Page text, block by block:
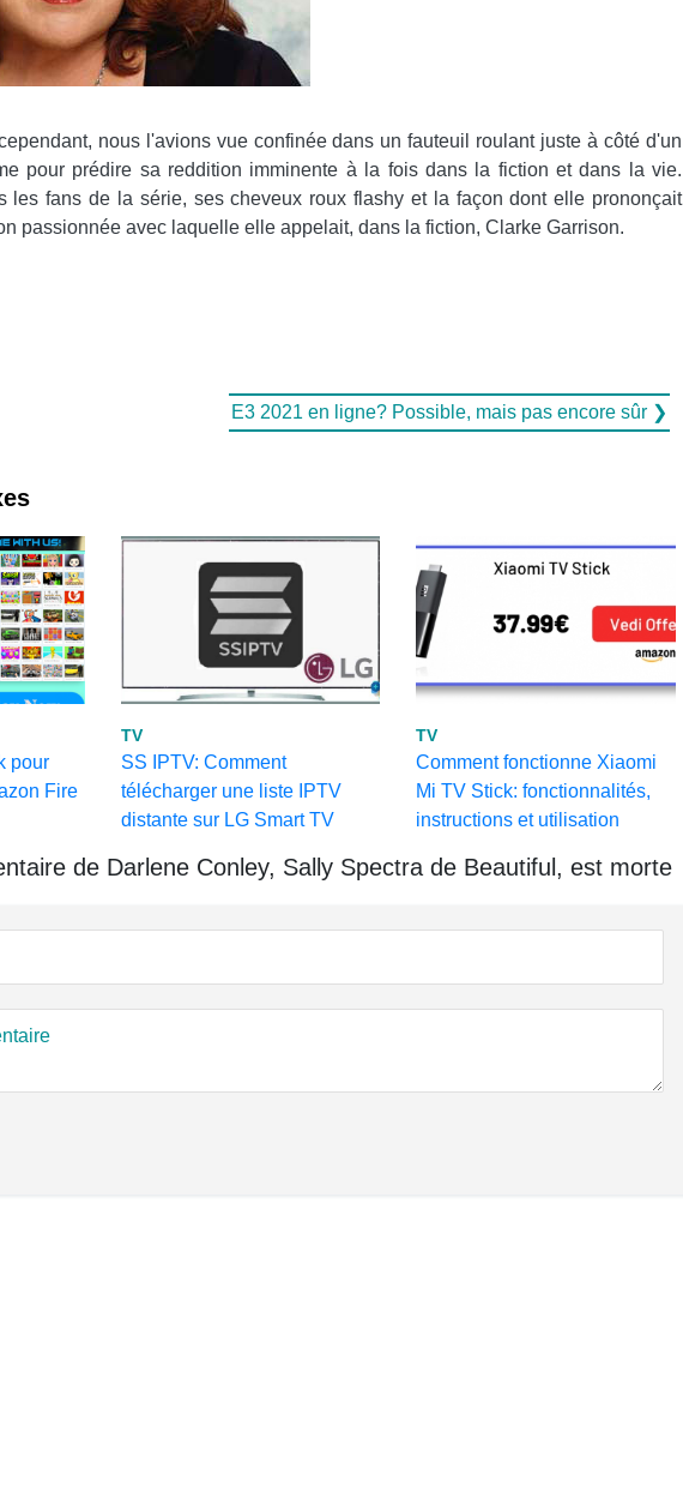
nous l'avions vue confinée dans un fauteuil roulant juste à côté d'un
pour prédire sa reddition imminente à la fois dans la fiction et dans la vie.
les fans de la série, ses cheveux roux flashy et la façon dont elle prononçait
passionnée avec laquelle elle appelait, dans la fiction, Clarke Garrison.
E3 2021 en ligne? Possible, mais pas encore sûr ❯
pour
Fire
TV
SS IPTV: Comment
télécharger une liste IPTV
distante sur LG Smart TV
TV
Comment fonctionne Xiaomi
Mi TV Stick: fonctionnalités,
instructions et utilisation
de Darlene Conley, Sally Spectra de Beautiful, est morte